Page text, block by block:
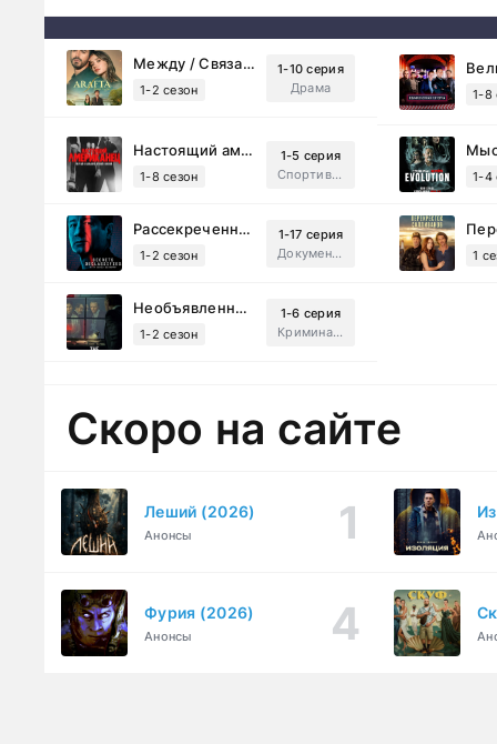
Между / Связанные судьбой (2025)
1-2 сезон
1-10 серия
Драма
1-8
Настоящий американец / Всеамериканский (2018)
1-8 сезон
1-5 серия
Спортивный, Зарубежный, Драма
1-4
Рассекреченные тайны с Дэвидом Духовны (2025)
1-2 сезон
1-17 серия
Документальный, Исторический, Sci-Fi
1
Необъявленная война (2022)
1-2 сезон
1-6 серия
Криминал, Триллер, Драма
Скоро на сайте
Леший (2026)
Анонсы
Фурия (2026)
Анонсы